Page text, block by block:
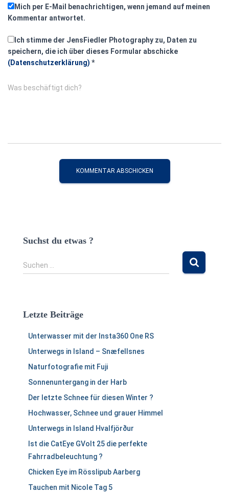
Mich per E-Mail benachrichtigen, wenn jemand auf meinen
Kommentar antwortet.
Ich stimme der JensFiedler Photography zu, Daten zu
speichern, die ich über dieses Formular abschicke
(Datenschutzerklärung) *
Was beschäftigt dich?
Suchst du etwas ?
S
u
n
Suchen …
Letzte Beiträge
Unterwasser mit der Insta360 One RS
Unterwegs in Island – Snæfellsnes
Naturfotografie mit Fuji
Sonnenuntergang in der Harb
Der letzte Schnee für diesen Winter ?
Hochwasser, Schnee und grauer Himmel
Unterwegs in Island Hvalfjörður
Ist die CatEye GVolt 25 die perfekte
Fahrradbeleuchtung ?
Chicken Eye im Rösslipub Aarberg
Tauchen mit Nicole Tag 5